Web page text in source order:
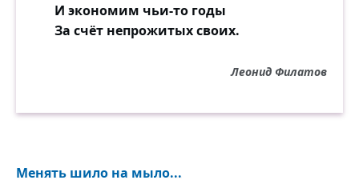
И экономим чьи-то годы
За счёт непрожитых своих.
Леонид Филатов
Менять шило на мыло...